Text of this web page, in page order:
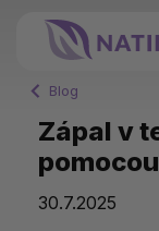
Blog
Zápal v
30.7.2025